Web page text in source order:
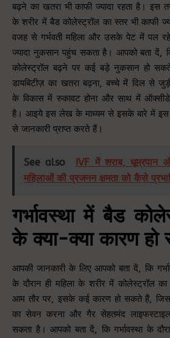
बढ़ने का खतरा भी काफी ज्यादा रहता है। इस
के शरीर में बैड कोलेस्ट्रॉल का स्तर भी काफी
वजह से गर्भवती महिला और उसके पेट में पल
ज्यादा नुकसान पहुंच सकता है। आपको बता दें,
कोलेस्ट्रॉल बढ़ने पर कई बड़े नुकसान हो
डायबिटीज़ का खतरा बढ़ना, बच्चे में दिल से जुड़ी
के विकास में रुकावट होना और साथ में
है। आइये इस लेख के माध्यम से इसके बारे में इस
से जानकारी प्राप्त करते हैं।
See also
IVF में शराब, धूम्रपान
महिलाओं की प्रजनन क्षमता को कैसे
गर्भावस्था में बैड
के क्या-क्या कारण
आपकी जानकारी के लिए आपको बता दें, कि
के दौरान ही महिला के शरीर में कोलेस्ट्रॉल
आम तौर पर, इसके कई कारण हो सकते हैं, जिसमें
का सेवन करना और गैर सेहतमंद लाइफस्टाइल
सकता है। आपको बता दें, कि गर्भावस्था के